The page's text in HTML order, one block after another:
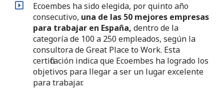
Ecoembes ha sido elegida, por quinto año
consecutivo, una de las 50 mejores empresas
para trabajar en España, dentro de la
categoría de 100 a 250 empleados, según la
consultora de Great Place to Work. Esta
certificación indica que Ecoembes ha logrado los
objetivos para llegar a ser un lugar excelente
para trabajar.